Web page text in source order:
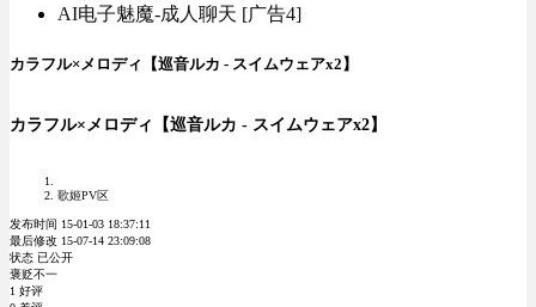
AI电子魅魔-成人聊天 [广告4]
カラフル×メロディ【巡音ルカ - スイムウェアx2】
カラフル×メロディ【巡音ルカ - スイムウェアx2】
歌姬PV区
发布时间 15-01-03 18:37:11
最后修改 15-07-14 23:09:08
状态 已公开
褒贬不一
1 好评